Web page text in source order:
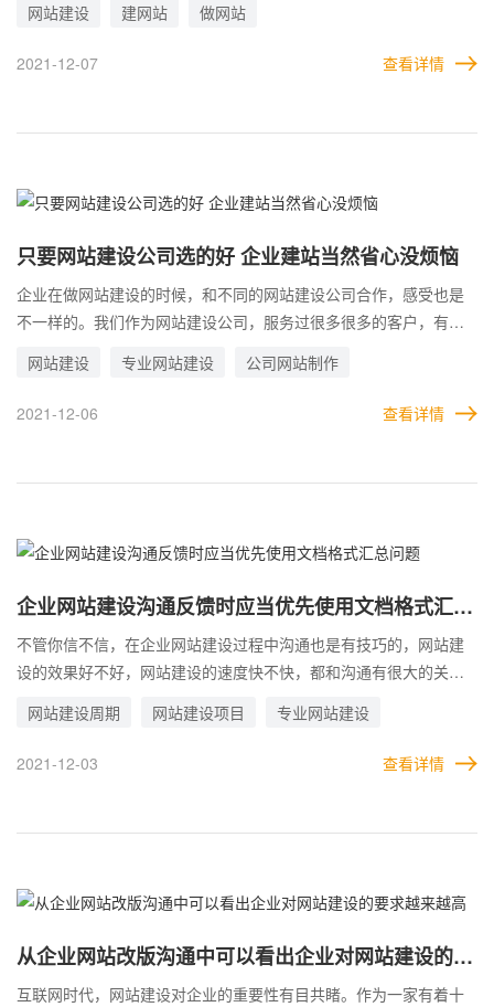
对比评价，比如企业想要做网站建设的时候，在浏览别的企业网站
建设的时候，觉的这个网站做的并不好，于是可能就会想，做这个
能会觉得好，也可能会觉得不好，每个人的眼光不一样，那么企业
网站建设 建网站 做网站
2021-12-07 查看详情
只要网站建设公司选的好 企业建站当然省心没烦恼
企业在做网站建设的时候，和不同的网站建设公司合作，感受也是
不一样的。我们作为网站建设公司，服务过很多很多的客户，有时
的时候，之前的网站建设公司服务不好，技术不好，什么都做不
了，让人生气，也会有客户称赞，之前的网站建设公司服务蛮好
站时的各个方面，如果网站建设公司选择的不好，建站的时候麻烦
网站建设 专业网站建设 公司网站制作
2021-12-06 查看详情
企业网站建设沟通反馈时应当优先使用文档格式汇总
问题
不管你信不信，在企业网站建设过程中沟通也是有技巧的，网站建
设的效果好不好，网站建设的速度快不快，都和沟通有很大的关
在合作中最不可缺少的就是沟通，每个企业都有自己的工作习惯，
有的企业反馈问题沟通问题的时候，喜欢口头表达，所以电话语音
乱，而一般做过网站建设的企业都知道把所有的问题汇总起来，然
上问题，但是总体来说，企业网站建设沟通反馈时应当优先使用文
网站建设周期 网站建设项目 专业网站建设
2021-12-03 查看详情
从企业网站改版沟通中可以看出企业对网站建设的要
求越来越高
互联网时代，网站建设对企业的重要性有目共睹。作为一家有着十